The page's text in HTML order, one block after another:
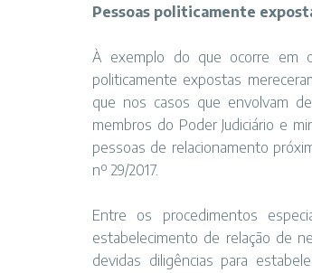
Pessoas politicamente
À exemplo do que ocorre em
politicamente expostas
que nos casos que envolvam
membros do Poder Judiciário e
pessoas de relacionamento
nº 29/2017.
Entre os procedimentos
estabelecimento de relação de
devidas diligências para